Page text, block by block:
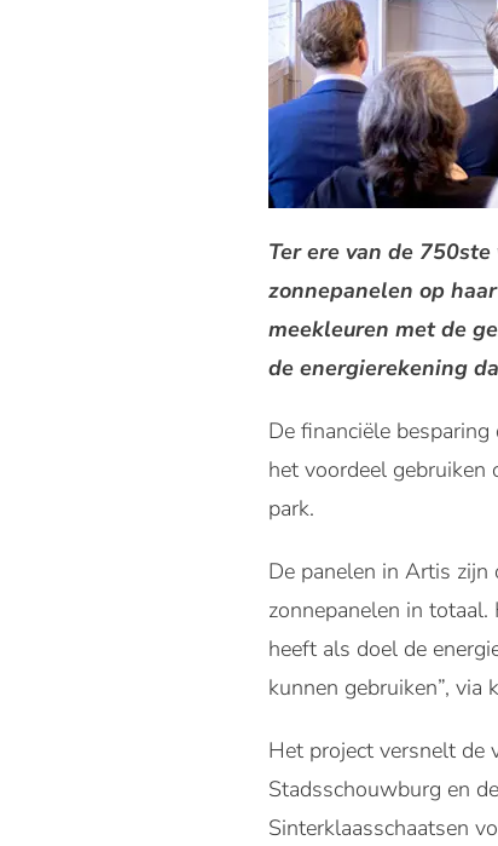
Ter ere van de
zonnepanelen op
meekleuren met de
de energierekening
De financiële
het voordeel gebruiken
park.
De panelen in Artis zijn
zonnepanelen in totaal.
heeft als doel de
kunnen gebruiken”,
Het project versnelt de
Stadsschouwburg en
Sinterklaasschaatsen